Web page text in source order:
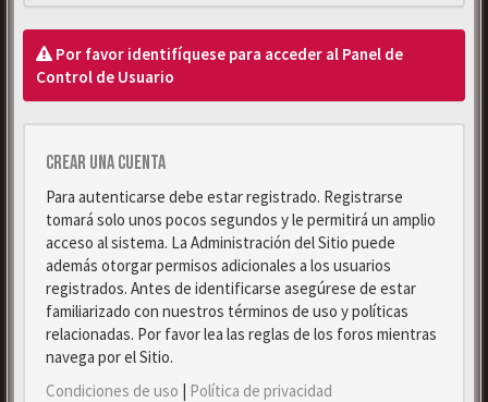
Por favor identifíquese para acceder al Panel de
Control de Usuario
Crear una cuenta
Para autenticarse debe estar registrado. Registrarse
tomará solo unos pocos segundos y le permitirá un amplio
acceso al sistema. La Administración del Sitio puede
además otorgar permisos adicionales a los usuarios
registrados. Antes de identificarse asegúrese de estar
familiarizado con nuestros términos de uso y políticas
relacionadas. Por favor lea las reglas de los foros mientras
navega por el Sitio.
Condiciones de uso | Política de privacidad